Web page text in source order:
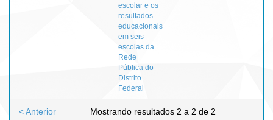
escolar e os
resultados
educacionais
em seis
escolas da
Rede
Pública do
Distrito
Federal
Mostrando resultados 2 a 2 de 2
< Anterior